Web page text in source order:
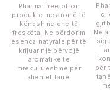
Pharma Tree ofron
produkte me aromë të
këndshme dhe të
freskëta. Ne përdorim
esenca natyrale për të
krijuar një përvojë
aromatike të
mrekullueshme për
klientët tanë.
Ne
për